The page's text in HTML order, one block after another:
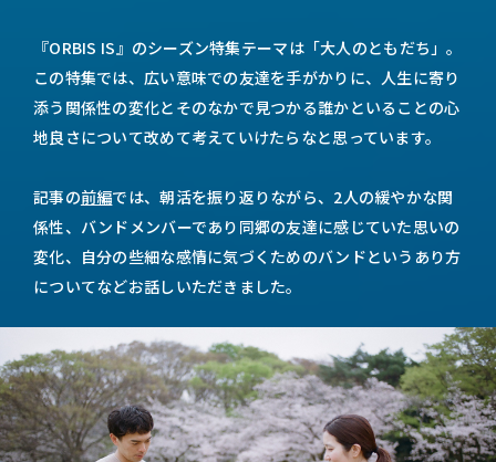
『ORBIS IS』のシーズン特集テーマは「大人のともだち」。
この特集では、広い意味での友達を手がかりに、人生に寄り
添う関係性の変化とそのなかで見つかる誰かといることの心
地良さについて改めて考えていけたらなと思っています。
記事の前編では、朝活を振り返りながら、2人の緩やかな関
係性、バンドメンバーであり同郷の友達に感じていた思いの
変化、自分の些細な感情に気づくためのバンドというあり方
についてなどお話しいただきました。